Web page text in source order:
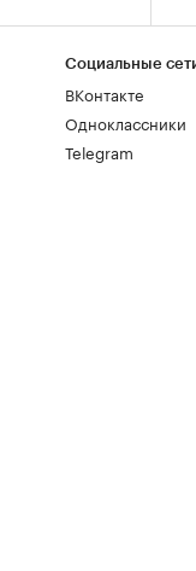
Социальные
ВКонтакте
Одноклассники
Telegram